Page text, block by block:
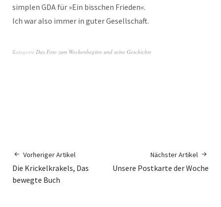
simplen GDA für »Ein bisschen Frieden«.
Ich war also immer in guter Gesellschaft.
Kategorie Das Foto zum Wochenbeginn und seine Geschichte
Vorheriger Artikel
Die Krickelkrakels, Das
bewegte Buch
Nächster Artikel
Unsere Postkarte der Woche